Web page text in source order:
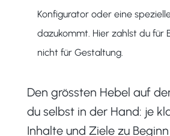
Konfigurator oder eine
dazukommt. Hier zahlst du für
nicht für Gestaltung.
Den grössten Hebel auf
du selbst in der Hand: je
Inhalte und Ziele zu